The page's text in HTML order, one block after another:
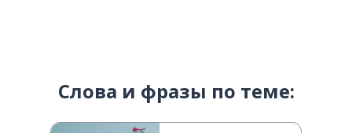
Слова и фразы по теме: